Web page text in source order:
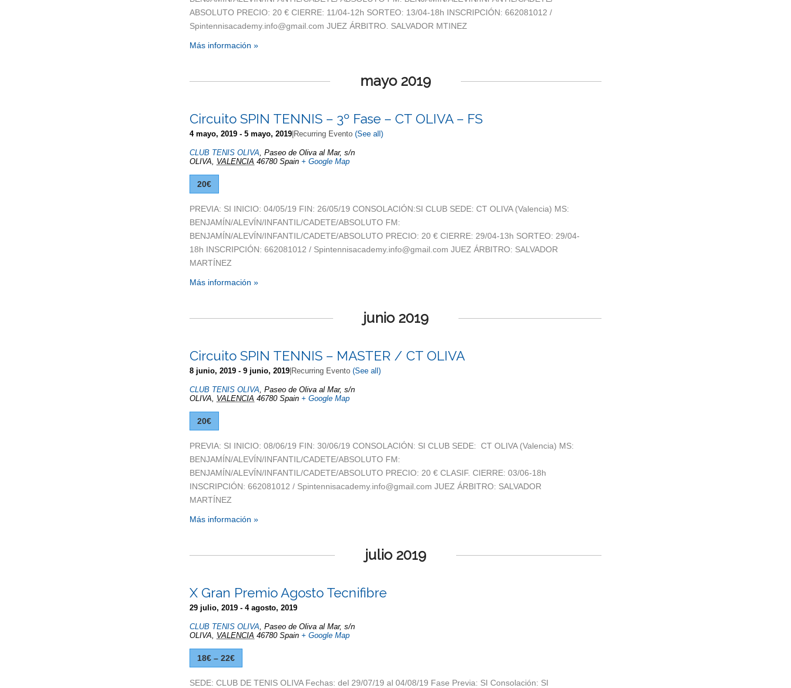
ABSOLUTO PRECIO: 20 € CIERRE: 11/04-12h SORTEO: 13/04-18h INSCRIPCIÓN: 662081012 /
Spintennisacademy.info@gmail.com JUEZ ÁRBITRO. SALVADOR MTINEZ
Más información »
mayo 2019
Circuito SPIN TENNIS – 3º Fase – CT OLIVA – FS
4 mayo, 2019 - 5 mayo, 2019 Recurring Evento (See all)
CLUB TENIS OLIVA, Paseo de Oliva al Mar, s/n
OLIVA, VALENCIA 46780 Spain + Google Map
20€
PREVIA: SI INICIO: 04/05/19 FIN: 26/05/19 CONSOLACIÓN:SI CLUB SEDE: CT OLIVA (Valencia) MS:
BENJAMÍN/ALEVÍN/INFANTIL/CADETE/ABSOLUTO FM:
BENJAMÍN/ALEVÍN/INFANTIL/CADETE/ABSOLUTO PRECIO: 20 € CIERRE: 29/04-13h SORTEO: 29/04-
18h INSCRIPCIÓN: 662081012 / Spintennisacademy.info@gmail.com JUEZ ÁRBITRO: SALVADOR
MARTÍNEZ
Más información »
junio 2019
Circuito SPIN TENNIS – MASTER / CT OLIVA
8 junio, 2019 - 9 junio, 2019 Recurring Evento (See all)
CLUB TENIS OLIVA, Paseo de Oliva al Mar, s/n
OLIVA, VALENCIA 46780 Spain + Google Map
20€
PREVIA: SI INICIO: 08/06/19 FIN: 30/06/19 CONSOLACIÓN: SI CLUB SEDE: CT OLIVA (Valencia) MS:
BENJAMÍN/ALEVÍN/INFANTIL/CADETE/ABSOLUTO FM:
BENJAMÍN/ALEVÍN/INFANTIL/CADETE/ABSOLUTO PRECIO: 20 € CLASIF. CIERRE: 03/06-18h
INSCRIPCIÓN: 662081012 / Spintennisacademy.info@gmail.com JUEZ ÁRBITRO: SALVADOR
MARTÍNEZ
Más información »
julio 2019
X Gran Premio Agosto Tecnifibre
29 julio, 2019 - 4 agosto, 2019
CLUB TENIS OLIVA, Paseo de Oliva al Mar, s/n
OLIVA, VALENCIA 46780 Spain + Google Map
18€ – 22€
SEDE: CLUB DE TENIS OLIVA Fechas: del 29/07/19 al 04/08/19 Fase Previa: SI Consolación: SI